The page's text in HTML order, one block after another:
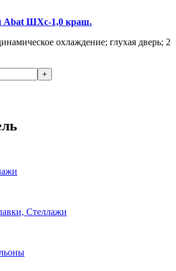
Abat ШХс-1,0 краш.
охлаждение; глухая дверь; 2
Стеллажи